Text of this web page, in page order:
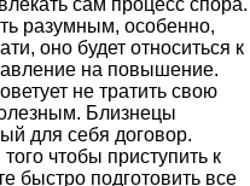
сам процесс спора.
разумным, особенно,
оно будет относиться к
на повышение.
не тратить свою
Близнецы
для себя договор.
чтобы приступить к
быстро подготовить все